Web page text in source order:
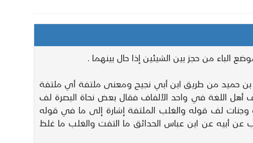
من حجز بين الشيئين إذا حال بينهما .
وجنات ألفافا ( النبإ 61 ) أي ملتفة وصله عنه عبد بن حميد من طريق ابن أبي نجيح ومعنى ملتفة أي ملتفة
اللغة في واحد الألفاف فقال بعض نحاة البصرة لف
لف قوله والغلب الملتفة إشارة إلى ما في قوله
بن كليب عن أبيه عن ابن عباس الحدائق ما التفت والغلب ما غلظ